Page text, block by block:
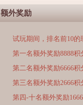
额外奖励
试玩期间，排名前10
第一名额外奖励8888积
第二名额外奖励6666积
第三名额外奖励2666积
第四-十名额外奖励